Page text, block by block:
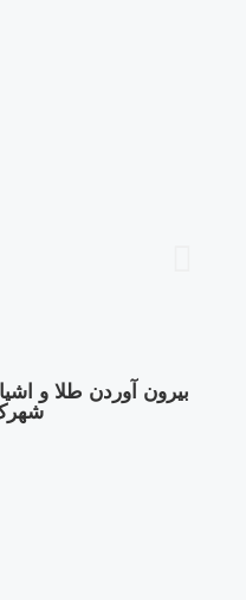
بیرون آوردن طلا و